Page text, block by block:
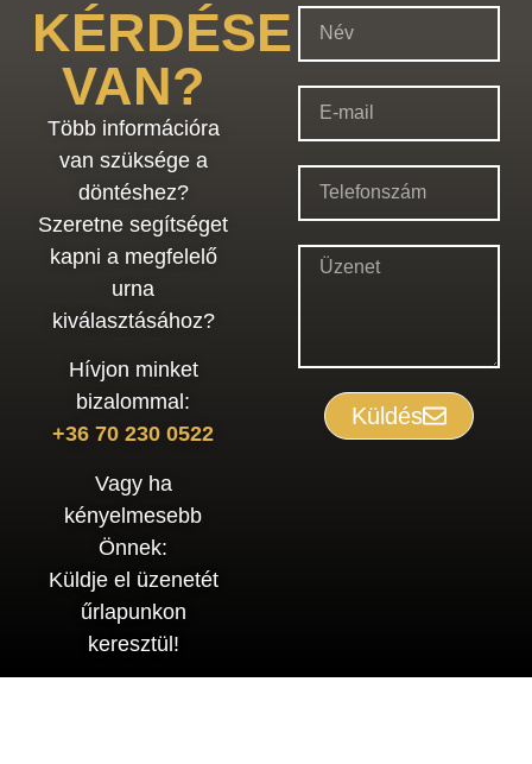
KÉRDÉSE
VAN?
Több információra
van szüksége a
döntéshez?
Szeretne segítséget
kapni a megfelelő
urna
kiválasztásához?
Hívjon minket
bizalommal:
+36 70 230 0522
Vagy ha
kényelmesebb
Önnek:
Küldje el üzenetét
űrlapunkon
keresztül!
Küldés